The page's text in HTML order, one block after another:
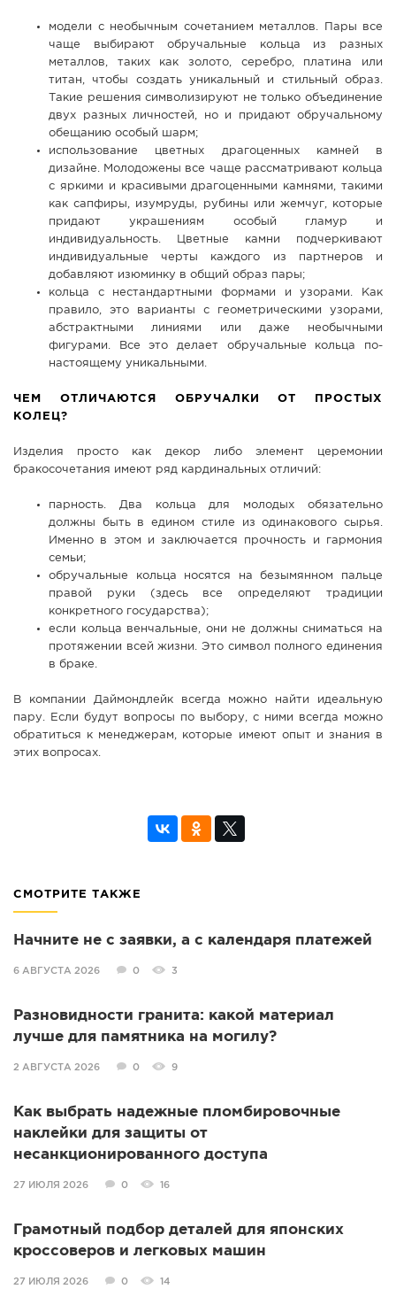
модели с необычным сочетанием металлов. Пары все
чаще выбирают обручальные кольца из разных
металлов, таких как золото, серебро, платина или
титан, чтобы создать уникальный и стильный образ.
Такие решения символизируют не только объединение
двух разных личностей, но и придают обручальному
обещанию особый шарм;
использование цветных драгоценных камней в
дизайне. Молодожены все чаще рассматривают кольца
с яркими и красивыми драгоценными камнями, такими
как сапфиры, изумруды, рубины или жемчуг, которые
придают украшениям особый гламур и
индивидуальность. Цветные камни подчеркивают
индивидуальные черты каждого из партнеров и
добавляют изюминку в общий образ пары;
кольца с нестандартными формами и узорами. Как
правило, это варианты с геометрическими узорами,
абстрактными линиями или даже необычными
фигурами. Все это делает обручальные кольца по-
настоящему уникальными.
ЧЕМ ОТЛИЧАЮТСЯ ОБРУЧАЛКИ ОТ ПРОСТЫХ
КОЛЕЦ?
Изделия просто как декор либо элемент церемонии
бракосочетания имеют ряд кардинальных отличий:
парность. Два кольца для молодых обязательно
должны быть в едином стиле из одинакового сырья.
Именно в этом и заключается прочность и гармония
семьи;
обручальные кольца носятся на безымянном пальце
правой руки (здесь все определяют традиции
конкретного государства);
если кольца венчальные, они не должны сниматься на
протяжении всей жизни. Это символ полного единения
в браке.
В компании Даймондлейк всегда можно найти идеальную
пару. Если будут вопросы по выбору, с ними всегда можно
обратиться к менеджерам, которые имеют опыт и знания в
этих вопросах.
СМОТРИТЕ ТАКЖЕ
Начните не с заявки, а с календаря платежей
6 АВГУСТА 2026 0 3
Разновидности гранита: какой материал
лучше для памятника на могилу?
2 АВГУСТА 2026 0 9
Как выбрать надежные пломбировочные
наклейки для защиты от
несанкционированного доступа
27 ИЮЛЯ 2026 0 16
Грамотный подбор деталей для японских
кроссоверов и легковых машин
27 ИЮЛЯ 2026 0 14